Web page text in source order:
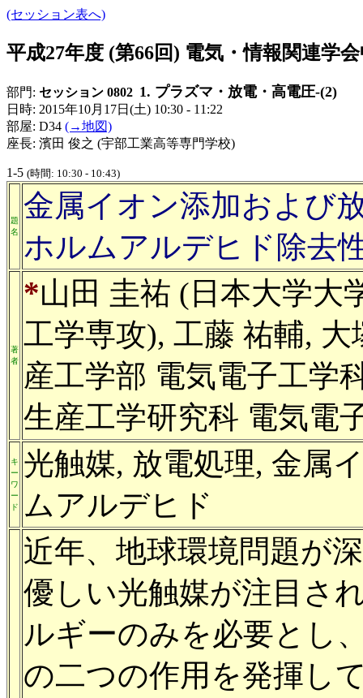
(セッション表へ)
平成27年度 (第66回) 電気・情報関連学
部門: セッション 0802 1. プラズマ・放電・高電圧-(2)
日時: 2015年10月17日(土) 10:30 - 11:22
部屋: D34 (→地図)
座長: 濱田 俊之 (宇部工業高等専門学校)
1-5 (時間: 10:30 - 10:43)
題
名
金属イオン添加および
ホルムアルデヒド除去
著
者
*山田 圭祐 (日本大学大
工学専攻), 工藤 祐輔,
産工学部 電気電子工学
生産工学研究科 電気電
キ
ー
ワ
ー
ド
光触媒, 放電処理, 金属
ムアルデヒド
近年、地球環境問題が
優しい光触媒が注目さ
ルギーのみを必要とし
の二つの作用を発揮し